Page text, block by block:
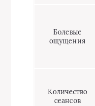
Болевые
ощущения
Количество
сеансов